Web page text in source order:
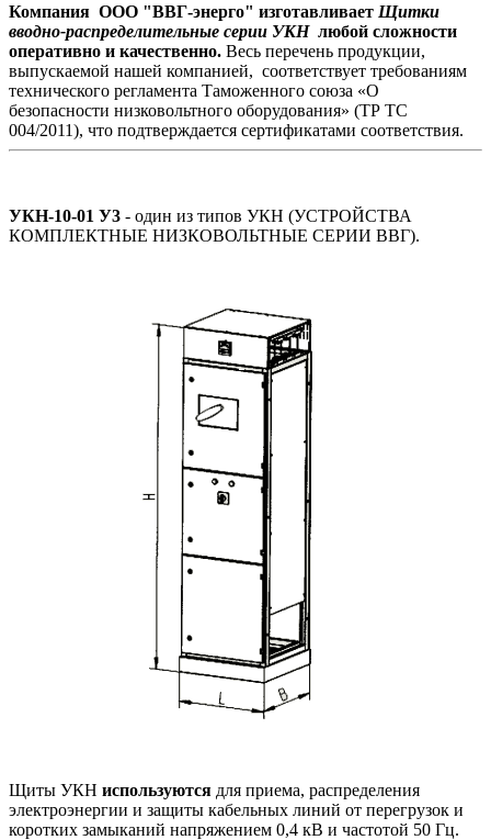
Компания ООО "ВВГ-энерго" изготавливает Щитки
вводно-распределительные серии УКН любой сложности
оперативно и качественно. Весь перечень продукции,
выпускаемой нашей компанией, соответствует требованиям
технического регламента Таможенного союза «О
безопасности низковольтного оборудования» (ТР ТС
004/2011), что подтверждается сертификатами соответствия.
УКН-10-01 У3 - один из типов УКН (УСТРОЙСТВА
КОМПЛЕКТНЫЕ НИЗКОВОЛЬТНЫЕ СЕРИИ ВВГ).
Щиты УКН используются для приема, распределения
электроэнергии и защиты кабельных линий от перегрузок и
коротких замыканий напряжением 0,4 кВ и частотой 50 Гц.